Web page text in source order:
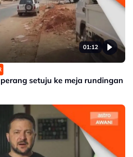
01:12
setuju ke meja rundingan